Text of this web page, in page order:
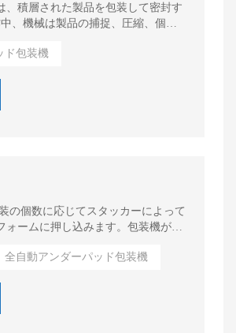
、積層された製品を包装して密封す
、機械は製品の捕捉、圧縮、個数
配送されます。
ド包装機
の個数に応じてスタッカーによって
ームに押し込みます。包装機がア
全自動アンダーパッド包装機